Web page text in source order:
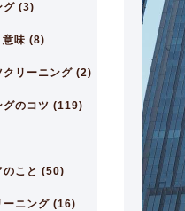
グ (3)
意味 (8)
クリーニング (2)
グのコツ (119)
のこと (50)
ーニング (16)